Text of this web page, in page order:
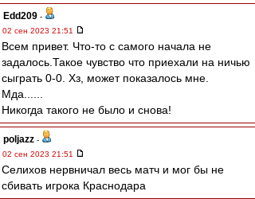
Edd209 -
02 сен 2023 21:51
Всем привет. Что-то с самого начала не
задалось.Такое чувство что приехали на ничью
сыграть 0-0. Хз, может показалось мне.
Мда......
Никогда такого не было и снова!
poljazz -
02 сен 2023 21:51
Селихов нервничал весь матч и мог бы не
сбивать игрока Краснодара